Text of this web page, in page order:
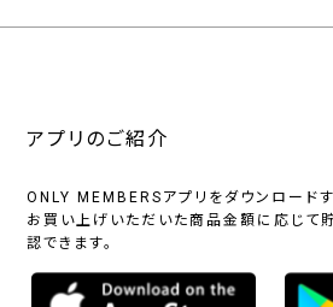
アプリのご紹介
ONLY MEMBERSアプリをダウンロードす
お買い上げいただいた商品金額に応じて
認できます。